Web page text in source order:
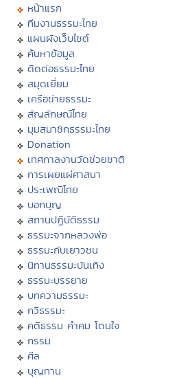
หน้าแรก
ทีมงานธรรมะไทย
แผนผังเว็บไซต์
ค้นหาข้อมูล
ติดต่อธรรมะไทย
สมุดเยี่ยม
เครือข่ายธรรมะ
สัญลักษณ์ไทย
มุมสมาชิกธรรมะไทย
Donation
เทศกาลงานวัดช่วยชาติ
การเผยแผ่ศาสนา
ประเพณีไทย
บอกบุญ
สถานปฏิบัติธรรม
ธรรมะจากหลวงพ่อ
ธรรมะกับเยาวชน
นิทานธรรมะบันเทิง
ธรรมะบรรยาย
บทความธรรมะ
กวีธรรมะ
คติธรรม คำคม โดนใจ
กรรม
ศีล
บุญทาน